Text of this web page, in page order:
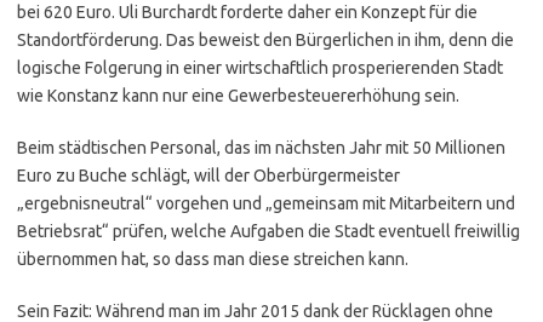
bei 620 Euro. Uli Burchardt forderte daher ein Konzept für die
Standortförderung. Das beweist den Bürgerlichen in ihm, denn die
logische Folgerung in einer wirtschaftlich prosperierenden Stadt
wie Konstanz kann nur eine Gewerbesteuererhöhung sein.
Beim städtischen Personal, das im nächsten Jahr mit 50 Millionen
Euro zu Buche schlägt, will der Oberbürgermeister
„ergebnisneutral“ vorgehen und „gemeinsam mit Mitarbeitern und
Betriebsrat“ prüfen, welche Aufgaben die Stadt eventuell freiwillig
übernommen hat, so dass man diese streichen kann.
Sein Fazit: Während man im Jahr 2015 dank der Rücklagen ohne